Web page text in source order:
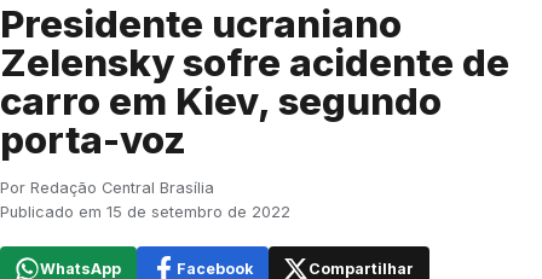
Presidente ucraniano
Zelensky sofre acidente de
carro em Kiev, segundo
porta-voz
Por Redação Central Brasília
Publicado em 15 de setembro de 2022
WhatsApp Facebook Compartilhar